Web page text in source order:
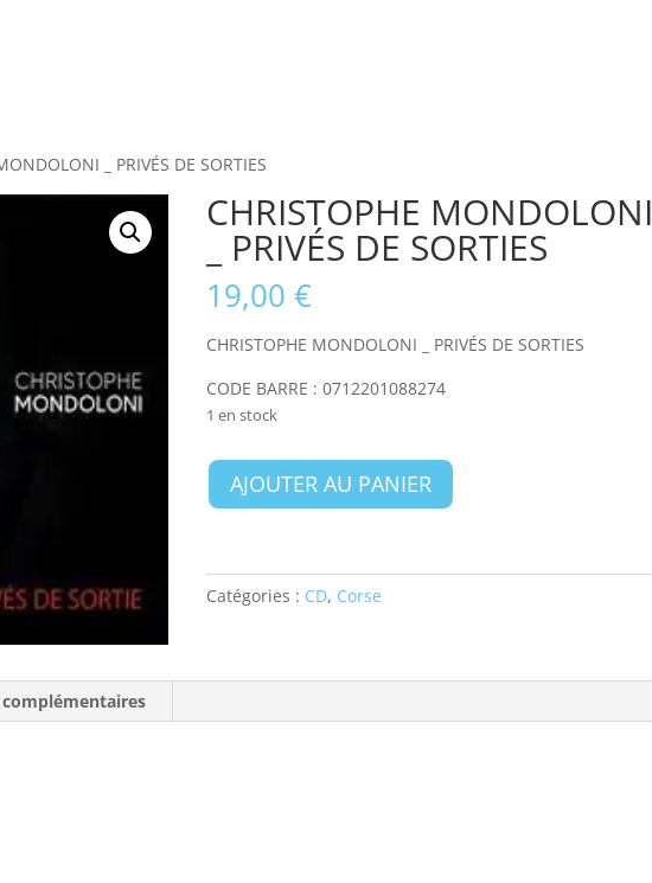
_ PRIVÉS DE SORTIES
CHRISTOPHE MONDOLONI
_ PRIVÉS DE SORTIES
19,00€
CHRISTOPHE MONDOLONI _ PRIVÉS DE SORTIES
CODE BARRE : 0712201088274
1 en stock
quantité
de
_
PRIVÉS
AJOUTER AU PANIER
Catégories : CD, Corse